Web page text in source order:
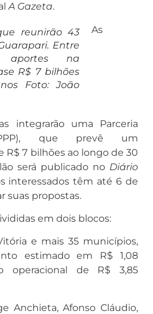
A Gazeta.
reunirão 43
Entre
aportes na
R$ 7 bilhões
Foto: João
As
integrarão uma Parceria
(PPP), que prevê um
7 bilhões ao longo de 30
será publicado no Diário
interessados têm até 6 de
suas propostas.
em dois blocos:
e mais 35 municípios,
estimado em R$ 1,08
operacional de R$ 3,85
Anchieta, Afonso Cláudio,